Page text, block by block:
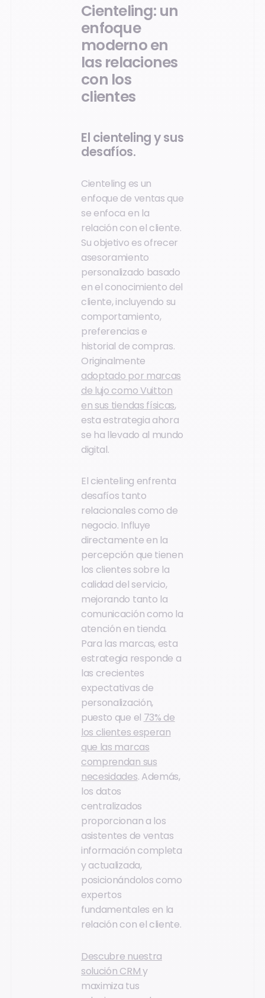
Cienteling: un
enfoque
moderno en
las relaciones
con los
clientes
El cienteling y sus
desafíos.
Cienteling es un
enfoque de ventas que
se enfoca en la
relación con el cliente.
Su objetivo es ofrecer
asesoramiento
personalizado basado
en el conocimiento del
cliente, incluyendo su
comportamiento,
preferencias e
historial de compras.
Originalmente
adoptado por marcas
de lujo como Vuitton
en sus tiendas físicas,
esta estrategia ahora
se ha llevado al mundo
digital.
El cienteling enfrenta
desafíos tanto
relacionales como de
negocio. Influye
directamente en la
percepción que tienen
los clientes sobre la
calidad del servicio,
mejorando tanto la
comunicación como la
atención en tienda.
Para las marcas, esta
estrategia responde a
las crecientes
expectativas de
personalización,
puesto que el 73% de
los clientes esperan
que las marcas
comprendan sus
necesidades. Además,
los datos
centralizados
proporcionan a los
asistentes de ventas
información completa
y actualizada,
posicionándolos como
expertos
fundamentales en la
relación con el cliente.
Descubre nuestra
solución CRMy
maximiza tus